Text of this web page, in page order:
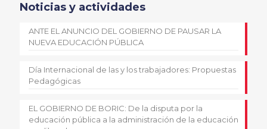
Noticias y actividades
ANTE EL ANUNCIO DEL GOBIERNO DE PAUSAR LA
NUEVA EDUCACIÓN PÚBLICA
Día Internacional de las y los trabajadores: Propuestas
Pedagógicas
EL GOBIERNO DE BORIC: De la disputa por la
educación pública a la administración de la educación